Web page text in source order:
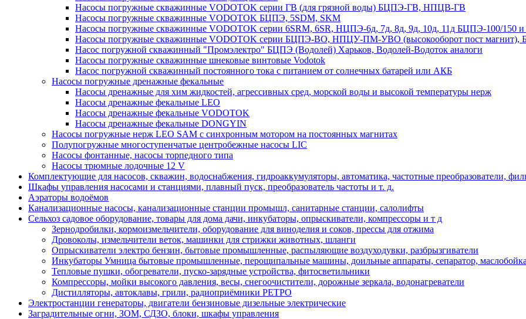
Насосы погружные скважинные VODOTOK серии ГВ (для грязной воды) БЦПЭ-ГВ, НПЦВ-ГВ
Насосы погружные скважинные VODOTOK БЦПЭ, 5SDM, SKM
Насосы погружные скважинные VODOTOK серии 6SRM, 6SR, НЦПЭ-6д, 7д, 8д, 9д, 10д, 11д БЦПЭ-
Насосы погружные скважинные VODOTOK серии БЦПЭ-ВО, НПЦУ-ПМ-УВО (высокооборот пост магнит),
Насос погружной скважинный "Промэлектро" БЦПЭ (Водолей) Харьков, Водолей-Водоток аналоги
Насосы погружные скважинные шнековые винтовые Vodotok
Насос погружной скважинный постоянного тока с питанием от солнечных батарей или АКБ
Насосы погружные дренажные фекальные
Насосы дренажные для хим жидкостей, агрессивных сред, морской воды и высокой температуры нерж
Насосы дренажные фекальные LEO
Насосы дренажные фекальные VODOTOK
Насосы дренажные фекальные DONGYIN
Насосы погружные нерж LEO SAM с синхронным мотором на постоянных магнитах
Полупогружные многоступенчатые центробежные насосы LIC
Насосы фонтанные, насосы торпедного типа
Насосы трюмные лодочные 12 V
Комплектующие для насосов, скважин, водоснабжения, гидроаккумуляторы, автоматика, частотные преобразователи,
Шкафы управления насосами и станциями, плавный пуск, преобразователь частоты и т. д.
Аэраторы водоёмов
Канализационные насосы, канализационные станции промышл, санитарные станции, салолифты
Сельхоз садовое оборудование, товары для дома дачи, инкубаторы, опрыскиватели, компрессоры и т д
Зернодробилки, кормоизмельчители, оборудование для виноделия и соков, прессы для отжима
Дровоколы, измельчители веток, машинки для стрижки животных, шланги
Опрыскиватели электро бензин, бытовые промышленные, распыляющие воздуходувки, разбрызгиватели
Инкубаторы Умница бытовые промышленные, перощипальные машины, доильные аппараты, сепаратор, маслобойка
Тепловые пушки, обогреватели, пуско-зарядные устройства, фитосветильники
Компрессоры, мойки высокого давления, весы, снегоочистители, дорожные зеркала, водонагреватели
Дистилляторы, автоклавы, грили, радиоприёмники РЕТРО
Электростанции генераторы, двигатели бензиновые дизельные электрические
Заградительные огни, ЗОМ, СДЗО, блоки, шкафы управления